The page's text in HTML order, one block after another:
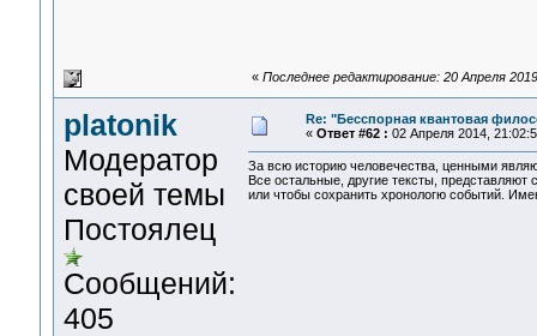
« Последнее редактирование: 20 Апреля
platonik
Модератор
своей темы
Постоялец
Сообщений:
405
Re: "Бесспорная квантовая
« Ответ #62 : 02 Апреля 2014,
За всю историю человечества, ценными
Все остальные, другие тексты,
или чтобы сохранить хронологю событий.